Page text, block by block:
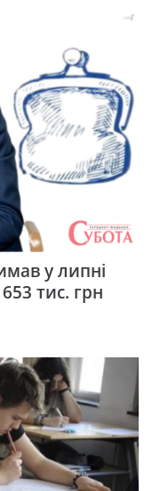
у липні
тис. грн